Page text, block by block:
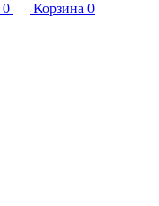
0 Корзина 0